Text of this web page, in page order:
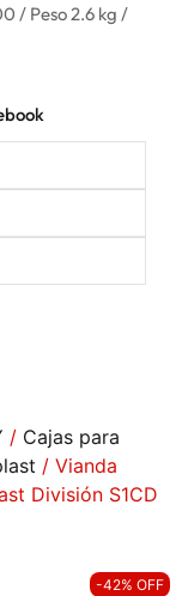
/ Peso 2.6 kg /
/ Cajas para
/ Vianda
División S1CD
-42% OFF